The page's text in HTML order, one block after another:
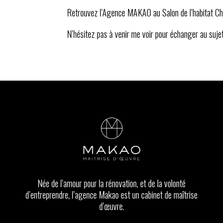
Retrouvez l’Agence MAKAO au Salon de l’habitat
N’hésitez pas à venir me voir pour échanger au
Née de l’amour pour la rénovation, et de la volonté
d’entreprendre, l’agence Makao est un cabinet de maîtrise
d’œuvre.